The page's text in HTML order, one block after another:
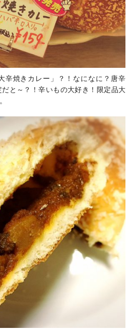
辛焼きカレー」？！なになに？唐辛
と～？！辛いもの大好き！限定品大